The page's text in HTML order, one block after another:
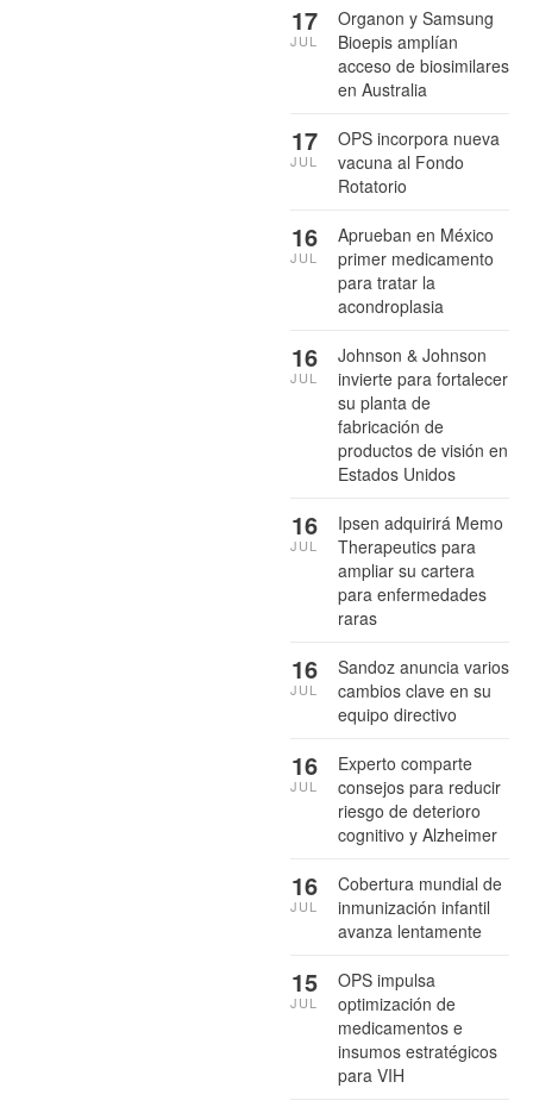
Organon y Samsung
Bioepis amplían
acceso de biosimilares
en Australia
17
JUL
OPS incorpora nueva
vacuna al Fondo
Rotatorio
17
JUL
Aprueban en México
primer medicamento
para tratar la
acondroplasia
16
JUL
Johnson & Johnson
invierte para fortalecer
su planta de
fabricación de
productos de visión en
Estados Unidos
16
JUL
Ipsen adquirirá Memo
Therapeutics para
ampliar su cartera
para enfermedades
raras
16
JUL
Sandoz anuncia varios
cambios clave en su
equipo directivo
16
JUL
Experto comparte
consejos para reducir
riesgo de deterioro
cognitivo y Alzheimer
16
JUL
Cobertura mundial de
inmunización infantil
avanza lentamente
16
JUL
OPS impulsa
optimización de
medicamentos e
insumos estratégicos
para VIH
15
JUL